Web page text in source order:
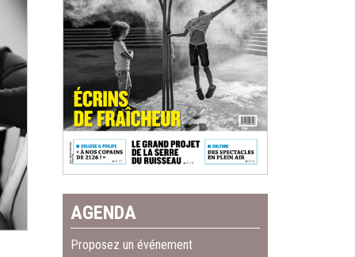
AGENDA
Proposez un événement